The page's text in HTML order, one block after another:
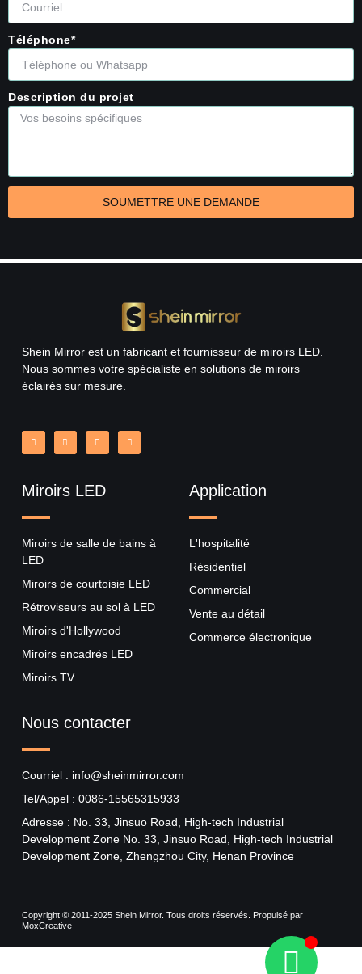
Téléphone*
Description du projet
SOUMETTRE UNE DEMANDE
Shein Mirror est un fabricant et fournisseur de miroirs LED.
Nous sommes votre spécialiste en solutions de miroirs
éclairés sur mesure.
Miroirs LED
Miroirs de salle de bains à
LED
Miroirs de courtoisie LED
Rétroviseurs au sol à LED
Miroirs d'Hollywood
Miroirs encadrés LED
Miroirs TV
Application
L'hospitalité
Résidentiel
Commercial
Vente au détail
Commerce électronique
Nous contacter
Courriel : info@sheinmirror.com
Tel/Appel : 0086-15565315933
Adresse : No. 33, Jinsuo Road, High-tech Industrial
Development Zone No. 33, Jinsuo Road, High-tech Industrial
Development Zone, Zhengzhou City, Henan Province
Copyright © 2011-2025 Shein Mirror. Tous droits réservés. Propulsé par
MoxCreative